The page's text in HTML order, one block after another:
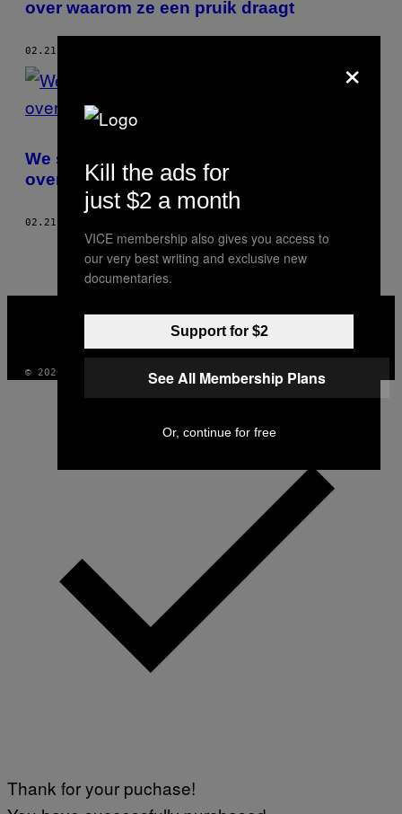
over waarom ze een pruik draagt
02.21.17
We spraken een orthodox-joodse vrouw
over waarom ze een pruik draagt
02.21.17
MEDIA
INSTAGRAM
TIKTOKYOUTUBE
© 2026 VICE DIGITAL PUBLISHING, LLC
×
Kill the ads for
just $2 a month
VICE membership also gives you access to
our very best writing and exclusive new
documentaries.
Support for $2
See All Membership Plans
Or, continue for free
Thank for your puchase!